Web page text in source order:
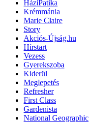
HáziPatika
Krémmánia
Marie Claire
Story
Akciós-Újság.hu
Hírstart
Vezess
Gyerekszoba
Kiderül
Meglepetés
Refresher
First Class
Gardenista
National Geographic